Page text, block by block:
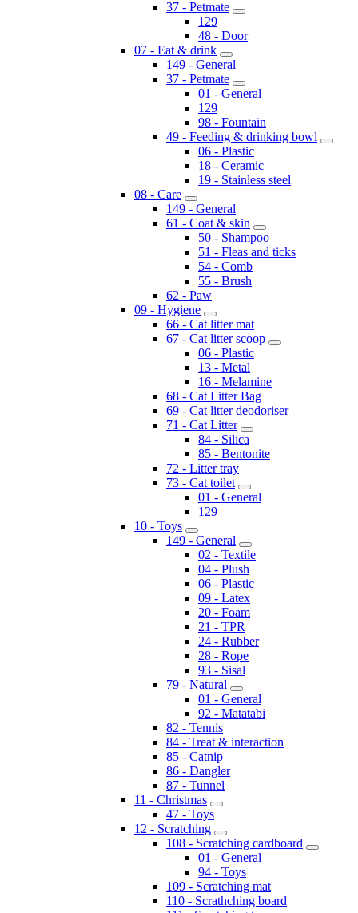
37 - Petmate
129
48 - Door
07 - Eat & drink
149 - General
37 - Petmate
01 - General
129
98 - Fountain
49 - Feeding & drinking bowl
06 - Plastic
18 - Ceramic
19 - Stainless steel
08 - Care
149 - General
61 - Coat & skin
50 - Shampoo
51 - Fleas and ticks
54 - Comb
55 - Brush
62 - Paw
09 - Hygiene
66 - Cat litter mat
67 - Cat litter scoop
06 - Plastic
13 - Metal
16 - Melamine
68 - Cat Litter Bag
69 - Cat litter deodoriser
71 - Cat Litter
84 - Silica
85 - Bentonite
72 - Litter tray
73 - Cat toilet
01 - General
129
10 - Toys
149 - General
02 - Textile
04 - Plush
06 - Plastic
09 - Latex
20 - Foam
21 - TPR
24 - Rubber
28 - Rope
93 - Sisal
79 - Natural
01 - General
92 - Matatabi
82 - Tennis
84 - Treat & interaction
85 - Catnip
86 - Dangler
87 - Tunnel
11 - Christmas
47 - Toys
12 - Scratching
108 - Scratching cardboard
01 - General
94 - Toys
109 - Scratching mat
110 - Scrathching board